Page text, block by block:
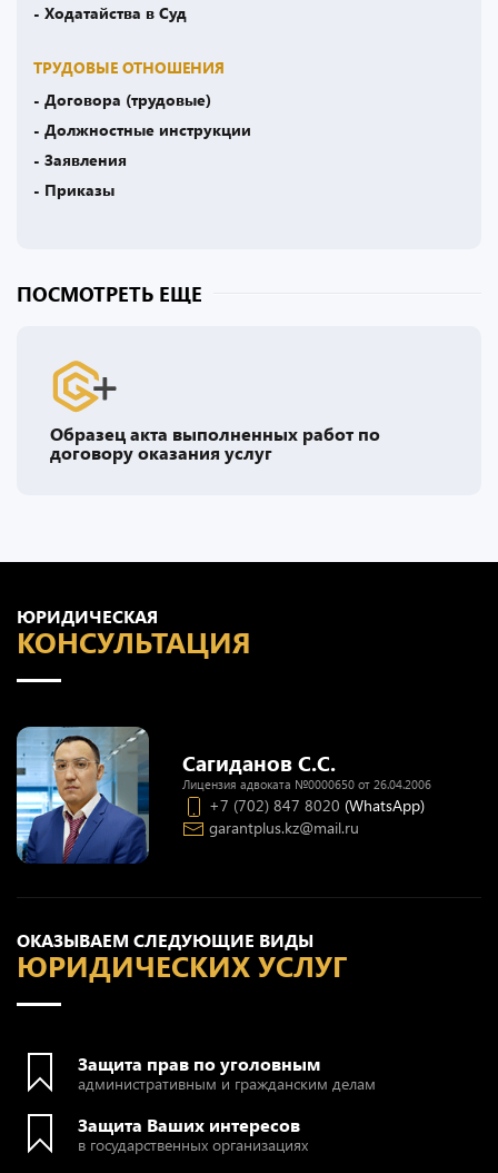
- Ходатайства в Суд
ТРУДОВЫЕ ОТНОШЕНИЯ
- Договора (трудовые)
- Должностные инструкции
- Заявления
- Приказы
ПОСМОТРЕТЬ ЕЩЕ
Образец акта выполненных работ по
договору оказания услуг
ОКАЗЫВАЕМ СЛЕДУЮЩИЕ ВИДЫ
ЮРИДИЧЕСКИХ УСЛУГ
Защита прав по уголовным
административным и гражданским делам
Защита Ваших интересов
в государственных организациях
ЮРИДИЧЕСКАЯ
КОНСУЛЬТАЦИЯ
Сагиданов С.С.
Лицензия адвоката №0000650 от 26.04.2006
+7 (702) 847 8020 (WhatsApp)
garantplus.kz@mail.ru